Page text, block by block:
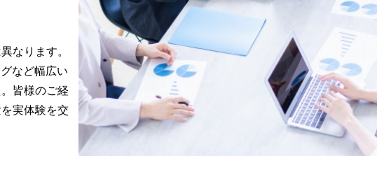
なります。
など幅広い
皆様のご経
実体験を交